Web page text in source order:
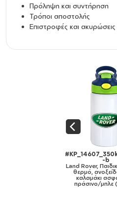
Πρόληψη και συντήρηση
Τρόποι αποστολής
Επιστροφές και ακυρώσεις
#KP_14607_350kidthermo
Land Rover, Παιδικό παγούρι
θερμό, ανοξείδωτο, με
καλαμάκι ασφαλείας,
πράσινο/μπλε (350ml)